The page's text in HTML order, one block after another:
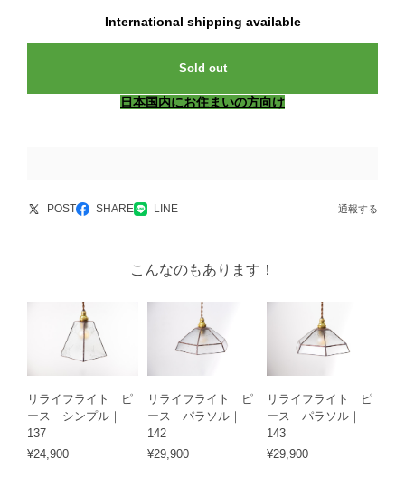
International shipping available
Sold out
日本国内にお住まいの方向け
POST SHARE LINE 通報する
こんなのもあります！
リライフライト ピ
ース シンプル｜
137
¥24,900
リライフライト ピ
ース パラソル｜
142
¥29,900
リライフライト ピ
ース パラソル｜
143
¥29,900